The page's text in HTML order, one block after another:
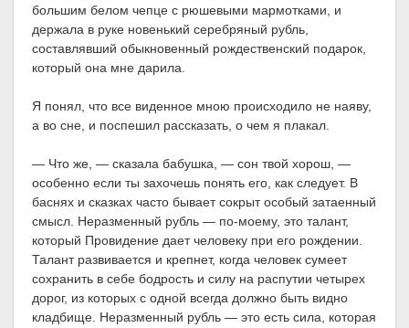
большим белом чепце с рюшевыми мармотками, и
держала в руке новенький серебряный рубль,
составлявший обыкновенный рождественский подарок,
который она мне дарила.
Я понял, что все виденное мною происходило не наяву,
а во сне, и поспешил рассказать, о чем я плакал.
— Что же, — сказала бабушка, — сон твой хорош, —
особенно если ты захочешь понять его, как следует. В
баснях и сказках часто бывает сокрыт особый затаенный
смысл. Неразменный рубль — по-моему, это талант,
который Провидение дает человеку при его рождении.
Талант развивается и крепнет, когда человек сумеет
сохранить в себе бодрость и силу на распутии четырех
дорог, из которых с одной всегда должно быть видно
кладбище. Неразменный рубль — это есть сила, которая